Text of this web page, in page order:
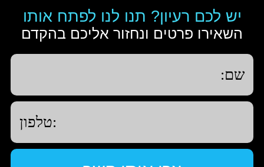
יש לכם רעיון? תנו לנו לפתח אותו
השאירו פרטים ונחזור אליכם בהקדם